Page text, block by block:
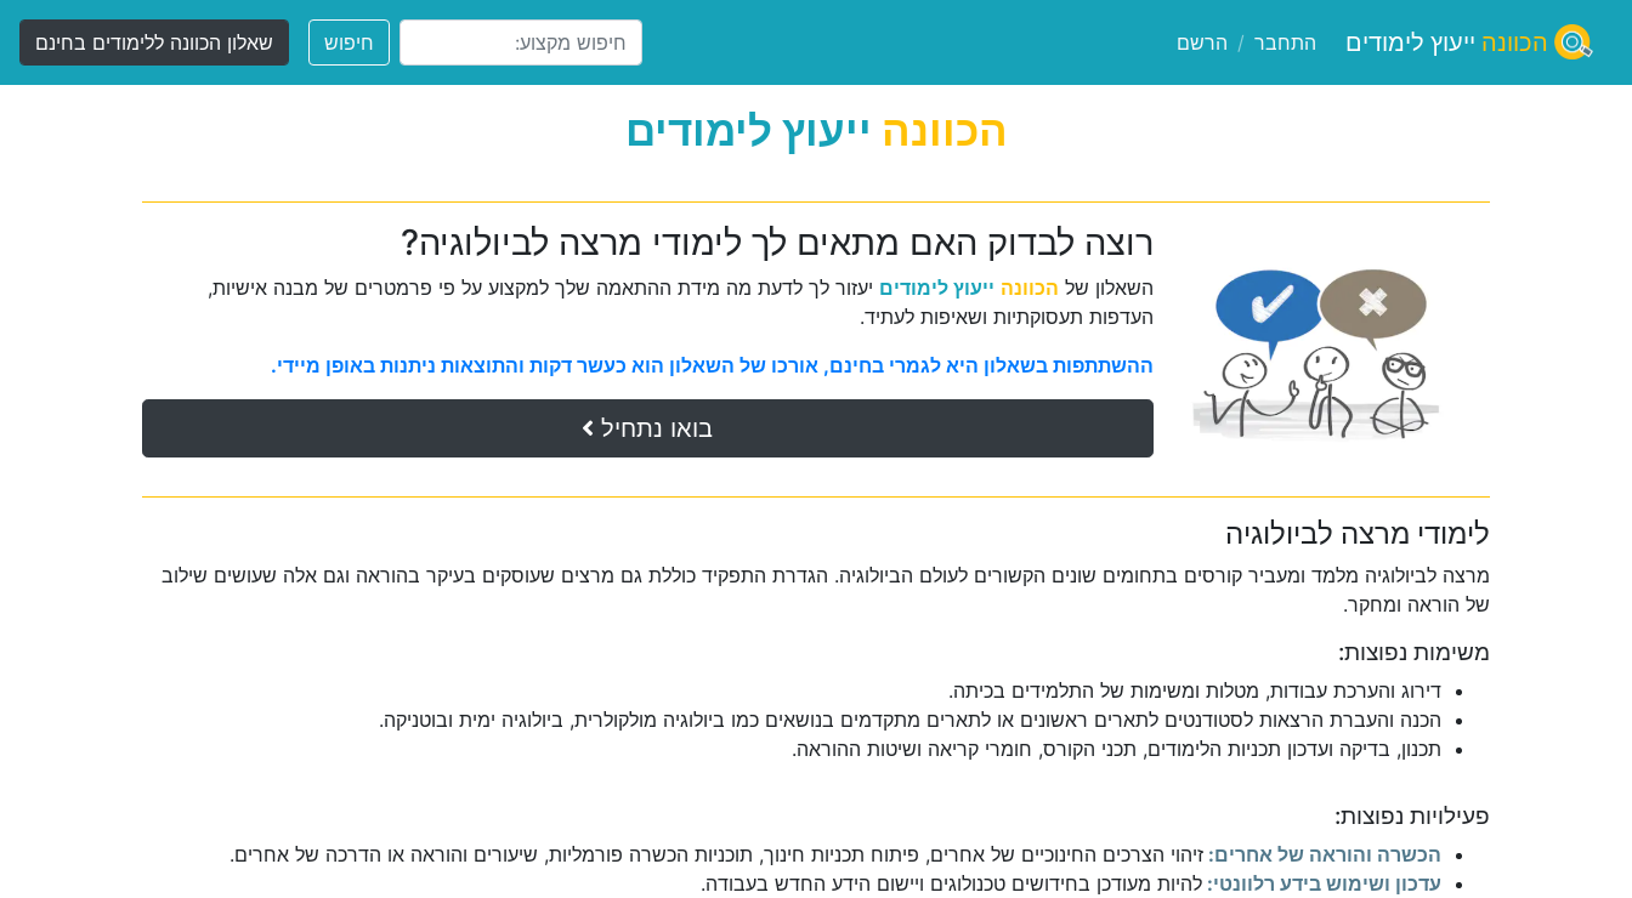
הכוונה ייעוץ לימודים התחבר / הרשם חיפוש שאלון הכוונה ללימודים בחינם
הכוונה ייעוץ לימודים
רוצה לבדוק האם מתאים לך לימודי מרצה לביולוגיה?
השאלון של הכוונה ייעוץ לימודים יעזור לך לדעת מה מידת ההתאמה שלך למקצוע על פי פרמטרים של מבנה אישיות,
העדפות תעסוקתיות ושאיפות לעתיד.
ההשתתפות בשאלון היא לגמרי בחינם, אורכו של השאלון הוא כעשר דקות והתוצאות ניתנות באופן מיידי.
בואו נתחיל
לימודי מרצה לביולוגיה
מרצה לביולוגיה מלמד ומעביר קורסים בתחומים שונים הקשורים לעולם הביולוגיה. הגדרת התפקיד כוללת גם מרצים שעוסקים בעיקר בהוראה וגם אלה שעושים שילוב
של הוראה ומחקר.
משימות נפוצות:
דירוג והערכת עבודות, מטלות ומשימות של התלמידים בכיתה.
הכנה והעברת הרצאות לסטודנטים לתארים ראשונים או לתארים מתקדמים בנושאים כמו ביולוגיה מולקולרית, ביולוגיה ימית ובוטניקה.
תכנון, בדיקה ועדכון תכניות הלימודים, תכני הקורס, חומרי קריאה ושיטות ההוראה.
פעילויות נפוצות:
הכשרה והוראה של אחרים: זיהוי הצרכים החינוכיים של אחרים, פיתוח תכניות חינוך, תוכניות הכשרה פורמליות, שיעורים והוראה או הדרכה של אחרים.
עדכון ושימוש בידע רלוונטי: להיות מעודכן בחידושים טכנולוגים ויישום הידע החדש בעבודה.